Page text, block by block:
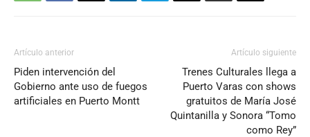
Artículo anterior
Piden intervención del
Gobierno ante uso de fuegos
artificiales en Puerto Montt
Artículo siguiente
Trenes Culturales llega a
Puerto Varas con shows
gratuitos de María José
Quintanilla y Sonora “Tomo
como Rey”